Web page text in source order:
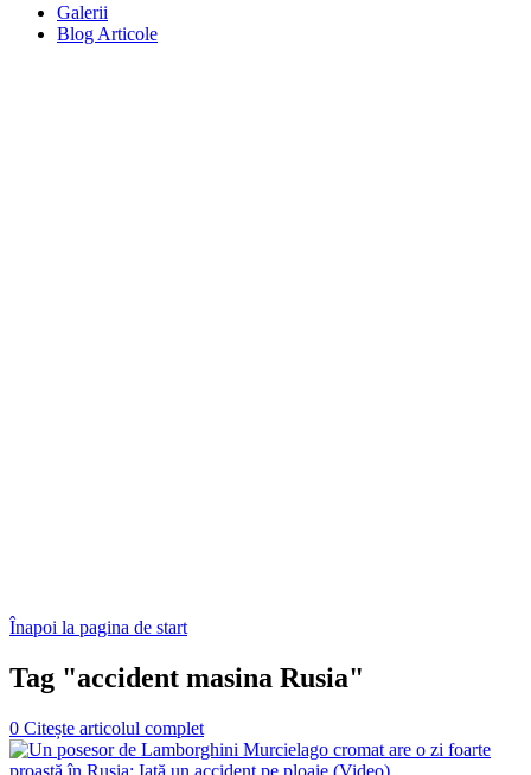
Galerii
Blog Articole
Înapoi la pagina de start
Tag "accident masina Rusia"
0 Citește articolul complet